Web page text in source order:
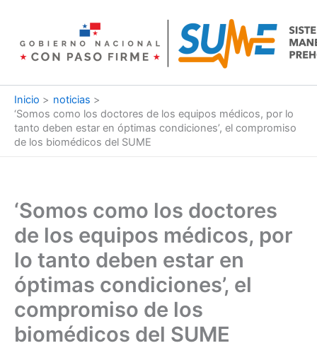
contenido
Inicio
noticias
‘Somos como los doctores de los equipos médicos, por lo
tanto deben estar en óptimas condiciones’, el compromiso
de los biomédicos del SUME
‘Somos como los doctores
de los equipos médicos, por
lo tanto deben estar en
óptimas condiciones’, el
compromiso de los
biomédicos del SUME